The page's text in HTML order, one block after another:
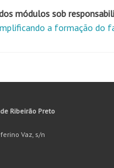
módulos sob
a formação do
Ribeirão Preto
Vaz, s/n